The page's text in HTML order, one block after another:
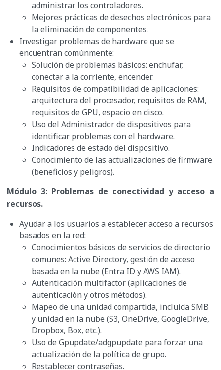
administrar los controladores.
Mejores prácticas de desechos electrónicos para
la eliminación de componentes.
Investigar problemas de hardware que se
encuentran comúnmente:
Solución de problemas básicos: enchufar,
conectar a la corriente, encender.
Requisitos de compatibilidad de aplicaciones:
arquitectura del procesador, requisitos de RAM,
requisitos de GPU, espacio en disco.
Uso del Administrador de dispositivos para
identificar problemas con el hardware.
Indicadores de estado del dispositivo.
Conocimiento de las actualizaciones de firmware
(beneficios y peligros).
Módulo 3: Problemas de conectividad y acceso a
recursos.
Ayudar a los usuarios a establecer acceso a recursos
basados en la red:
Conocimientos básicos de servicios de directorio
comunes: Active Directory, gestión de acceso
basada en la nube (Entra ID y AWS IAM).
Autenticación multifactor (aplicaciones de
autenticación y otros métodos).
Mapeo de una unidad compartida, incluida SMB
y unidad en la nube (S3, OneDrive, GoogleDrive,
Dropbox, Box, etc.).
Uso de Gpupdate/adgpupdate para forzar una
actualización de la política de grupo.
Restablecer contraseñas.